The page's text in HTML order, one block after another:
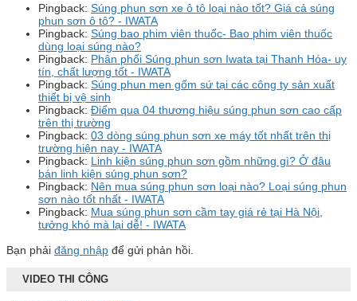
Pingback: Súng phun sơn xe ô tô loại nào tốt? Giá cả súng
phun sơn ô tô? - IWATA
Pingback: Súng bao phim viên thuốc- Bao phim viên thuốc
dùng loại súng nào?
Pingback: Phân phối Súng phun sơn Iwata tại Thanh Hóa- uy
tín, chất lượng tốt - IWATA
Pingback: Súng phun men gốm sứ tại các công ty sản xuất
thiết bị vệ sinh
Pingback: Điểm qua 04 thương hiệu súng phun sơn cao cấp
trên thị trường
Pingback: 03 dòng súng phun sơn xe máy tốt nhất trên thị
trường hiện nay - IWATA
Pingback: Linh kiện súng phun sơn gồm những gì? Ở đâu
bán linh kiện súng phun sơn?
Pingback: Nên mua súng phun sơn loại nào? Loại súng phun
sơn nào tốt nhất - IWATA
Pingback: Mua súng phun sơn cầm tay giá rẻ tại Hà Nội,
tưởng khó mà lại dễ! - IWATA
Bạn phải đăng nhập để gửi phản hồi.
VIDEO THI CÔNG